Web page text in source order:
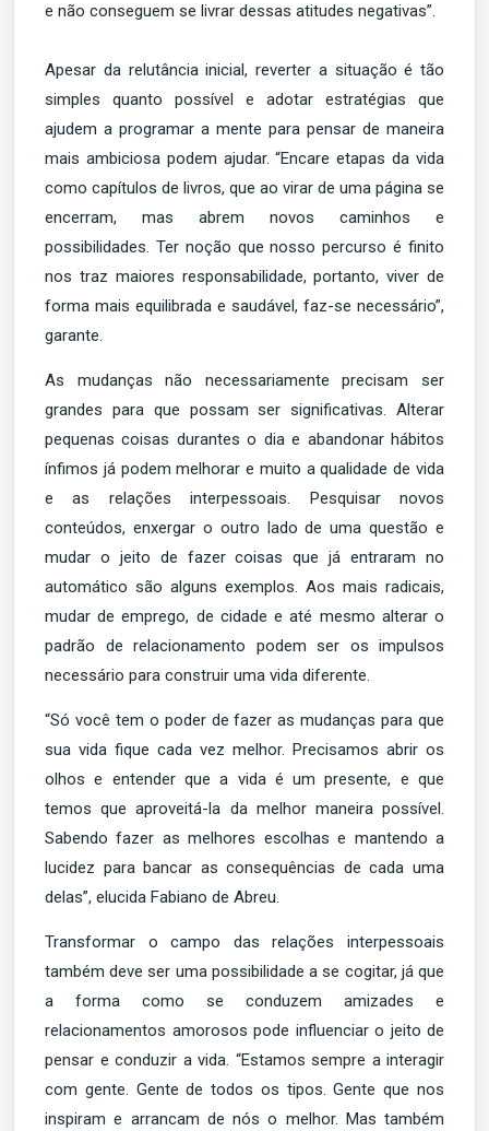
e não conseguem se livrar dessas atitudes negativas”.
Apesar da relutância inicial, reverter a situação é tão
simples quanto possível e adotar estratégias que
ajudem a programar a mente para pensar de maneira
mais ambiciosa podem ajudar. “Encare etapas da vida
como capítulos de livros, que ao virar de uma página se
encerram, mas abrem novos caminhos e
possibilidades. Ter noção que nosso percurso é finito
nos traz maiores responsabilidade, portanto, viver de
forma mais equilibrada e saudável, faz-se necessário”,
garante.
As mudanças não necessariamente precisam ser
grandes para que possam ser significativas. Alterar
pequenas coisas durantes o dia e abandonar hábitos
ínfimos já podem melhorar e muito a qualidade de vida
e as relações interpessoais. Pesquisar novos
conteúdos, enxergar o outro lado de uma questão e
mudar o jeito de fazer coisas que já entraram no
automático são alguns exemplos. Aos mais radicais,
mudar de emprego, de cidade e até mesmo alterar o
padrão de relacionamento podem ser os impulsos
necessário para construir uma vida diferente.
“Só você tem o poder de fazer as mudanças para que
sua vida fique cada vez melhor. Precisamos abrir os
olhos e entender que a vida é um presente, e que
temos que aproveitá-la da melhor maneira possível.
Sabendo fazer as melhores escolhas e mantendo a
lucidez para bancar as consequências de cada uma
delas”, elucida Fabiano de Abreu.
Transformar o campo das relações interpessoais
também deve ser uma possibilidade a se cogitar, já que
a forma como se conduzem amizades e
relacionamentos amorosos pode influenciar o jeito de
pensar e conduzir a vida. “Estamos sempre a interagir
com gente. Gente de todos os tipos. Gente que nos
inspiram e arrancam de nós o melhor. Mas também